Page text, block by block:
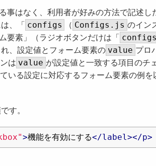
事はなく、利用者が好みの方法で記述し
、「
configs （ Configs.js のイン
要素」（ラジオボタンだけは「 configs
、設定値とフォーム要素の value プロ
は value が設定値と一致する項目のチ
いる設定に対応するフォーム要素の例を
す。
>機能を有効にする</label></p>